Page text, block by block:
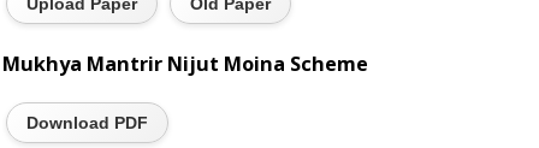
Upload Paper Old Paper
Mukhya Mantrir Nijut Moina Scheme
Download PDF